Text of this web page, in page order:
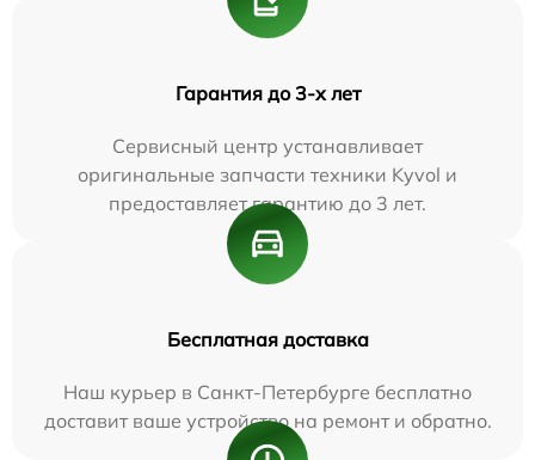
Гарантия до 3-х лет
Сервисный центр устанавливает
оригинальные запчасти техники Kyvol и
предоставляет гарантию до 3 лет.
Бесплатная доставка
Наш курьер в Санкт-Петербурге бесплатно
доставит ваше устройство на ремонт и обратно.